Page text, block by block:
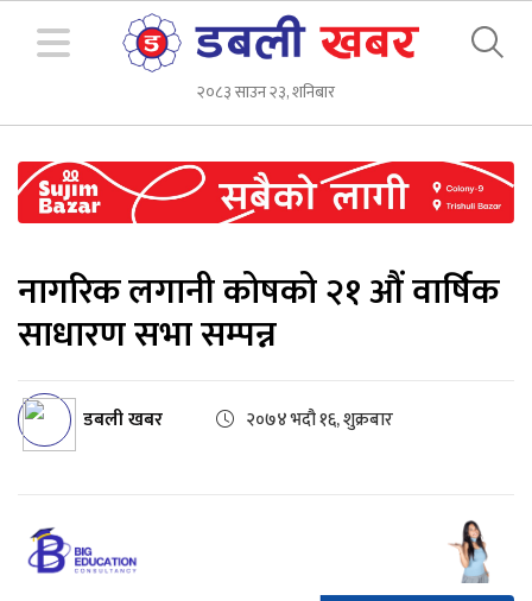
२०८३ साउन २३, शनिबार
नागरिक लगानी कोषको २१ औं वार्षिक
साधारण सभा सम्पन्न
डबली खबर २०७४ भदौ १६, शुक्रबार